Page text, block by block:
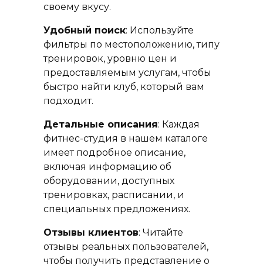
своему вкусу.
Удобный поиск: Используйте
фильтры по местоположению, типу
тренировок, уровню цен и
предоставляемым услугам, чтобы
быстро найти клуб, который вам
подходит.
Детальные описания: Каждая
фитнес-студия в нашем каталоге
имеет подробное описание,
включая информацию об
оборудовании, доступных
тренировках, расписании, и
специальных предложениях.
Отзывы клиентов: Читайте
отзывы реальных пользователей,
чтобы получить представление о